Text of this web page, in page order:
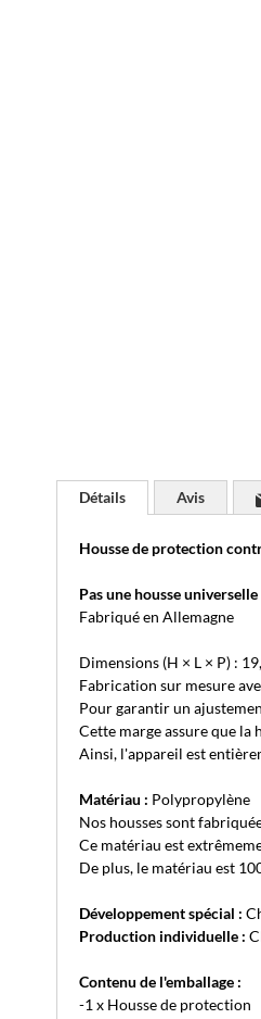
Détails
Housse de protection
Pas une housse universelle
Fabriqué en Allemagne
Dimensions (H × L × P) :
Fabrication sur mesure
Pour garantir un
Cette marge assure que
Ainsi, l'appareil est
Matériau : Polypropylène
Nos housses sont
Ce matériau est
De plus, le matériau est
Développement spécial :
Production individuelle :
Contenu de l'emballage :
-1 x Housse de protection
Avis